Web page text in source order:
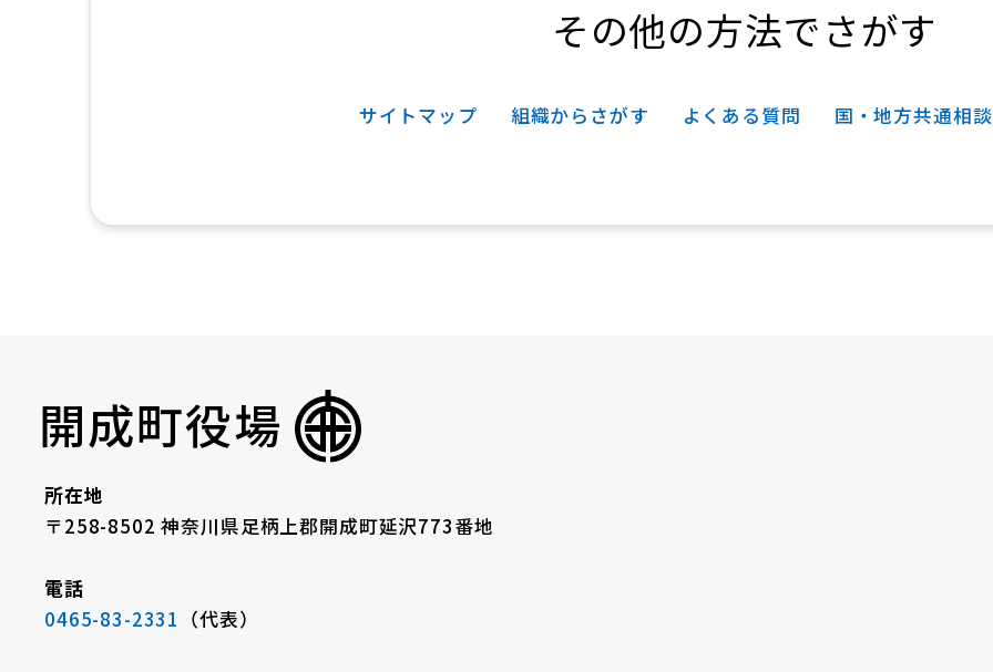
その他の方法でさがす
サイトマップ 組織からさがす よくある質問 国・地方共通相
開成町役場
所在地
〒258-8502 神奈川県足柄上郡開成町延沢773番地
電話
0465-83-2331 （代表）